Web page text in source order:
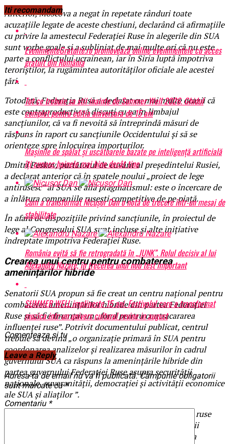
Anterior, Moscova a negat în repetate rânduri toate
acuzațiile legate de aceste chestiuni, declarând că afirmațiile
cu privire la amestecul Federației Ruse în alegerile din SUA
sunt vorbe goale și a subliniat de mai multe ori că nu este
parte a conflictului ucrainean, iar în Siria luptă împotriva
teroriștilor, la rugămintea autorităților oficiale ale acestei
țări.
Totodată, Federația Rusă a declarat cu mai multe ocazii că
este contraproductiv să discuți cu ea în limbajul
sancțiunilor, că va fi nevoită să întreprindă măsuri de
răspuns în raport cu sancțiunile Occidentului și să se
orienteze spre înlocuirea importurilor.
Dmitri Peskov, purtătorul de cuvânt al președintelui Rusiei,
a declarat anterior că în spatele noului „proiect de lege
antirusesc” al SUA se află pragmatismul: este o încercare de
a înlătura companiile rusești competitive de pe piață.
În afară de dispozițiile privind sancțiunile, în proiectul de
lege al Congresului SUA sunt incluse și alte inițiative
îndreptate împotriva Federației Ruse.
Crearea unui centru pentru combaterea
amenințărilor hibride
Senatorii SUA propun să fie creat un centru național pentru
combaterea amenințărilor hibride din partea Federației
Ruse și să fie finanțat un „fond pentru contracararea
influenței ruse”. Potrivit documentului publicat, centrul
trebuie să devină „o organizație primară în SUA pentru
coordonarea analizelor și realizarea măsurilor în cadrul
guvernului SUA ca răspuns la amenințările hibride din
partea guvernului Federației Ruse asupra securității
naționale, suveranității, democrației și activității economice
ale SUA și aliaților ”.
Finanțarea fondului pentru contracararea influenței ruse
În afară de aceasta, este propusă finanțarea activității
fondului pentru contracararea influenței ruse care va
Iti recomandam
EvenimenteGratuite.ro promovează online evenimentele cu acces
gratuit din România
Tot ce trebuie sa stii inainte de Summer Well 2026. Ghidul
complet pentru editia aniversara de 15 ani
Mașinile de spălat și uscătoarele bazate pe inteligență artificială
îți cunosc hainele mai bine decât tine
Cum a transformat Nicușor Dan o notă de trecere într-un mesaj de
stabilitate
România evită să fie retrogradată în „JUNK”. Rolul decisiv al lui
Alexandru Nazare, în trecerea unui nou test important
SUMMER WELL implineste 15 ani. Festivalul care a transformat
muzica intr-un univers cultural revine in august
Comenteaza si tu
Leave a Reply
Adresa ta de email nu va fi publicată. Câmpurile obligatorii
sunt marcate cu*
Comentariu *